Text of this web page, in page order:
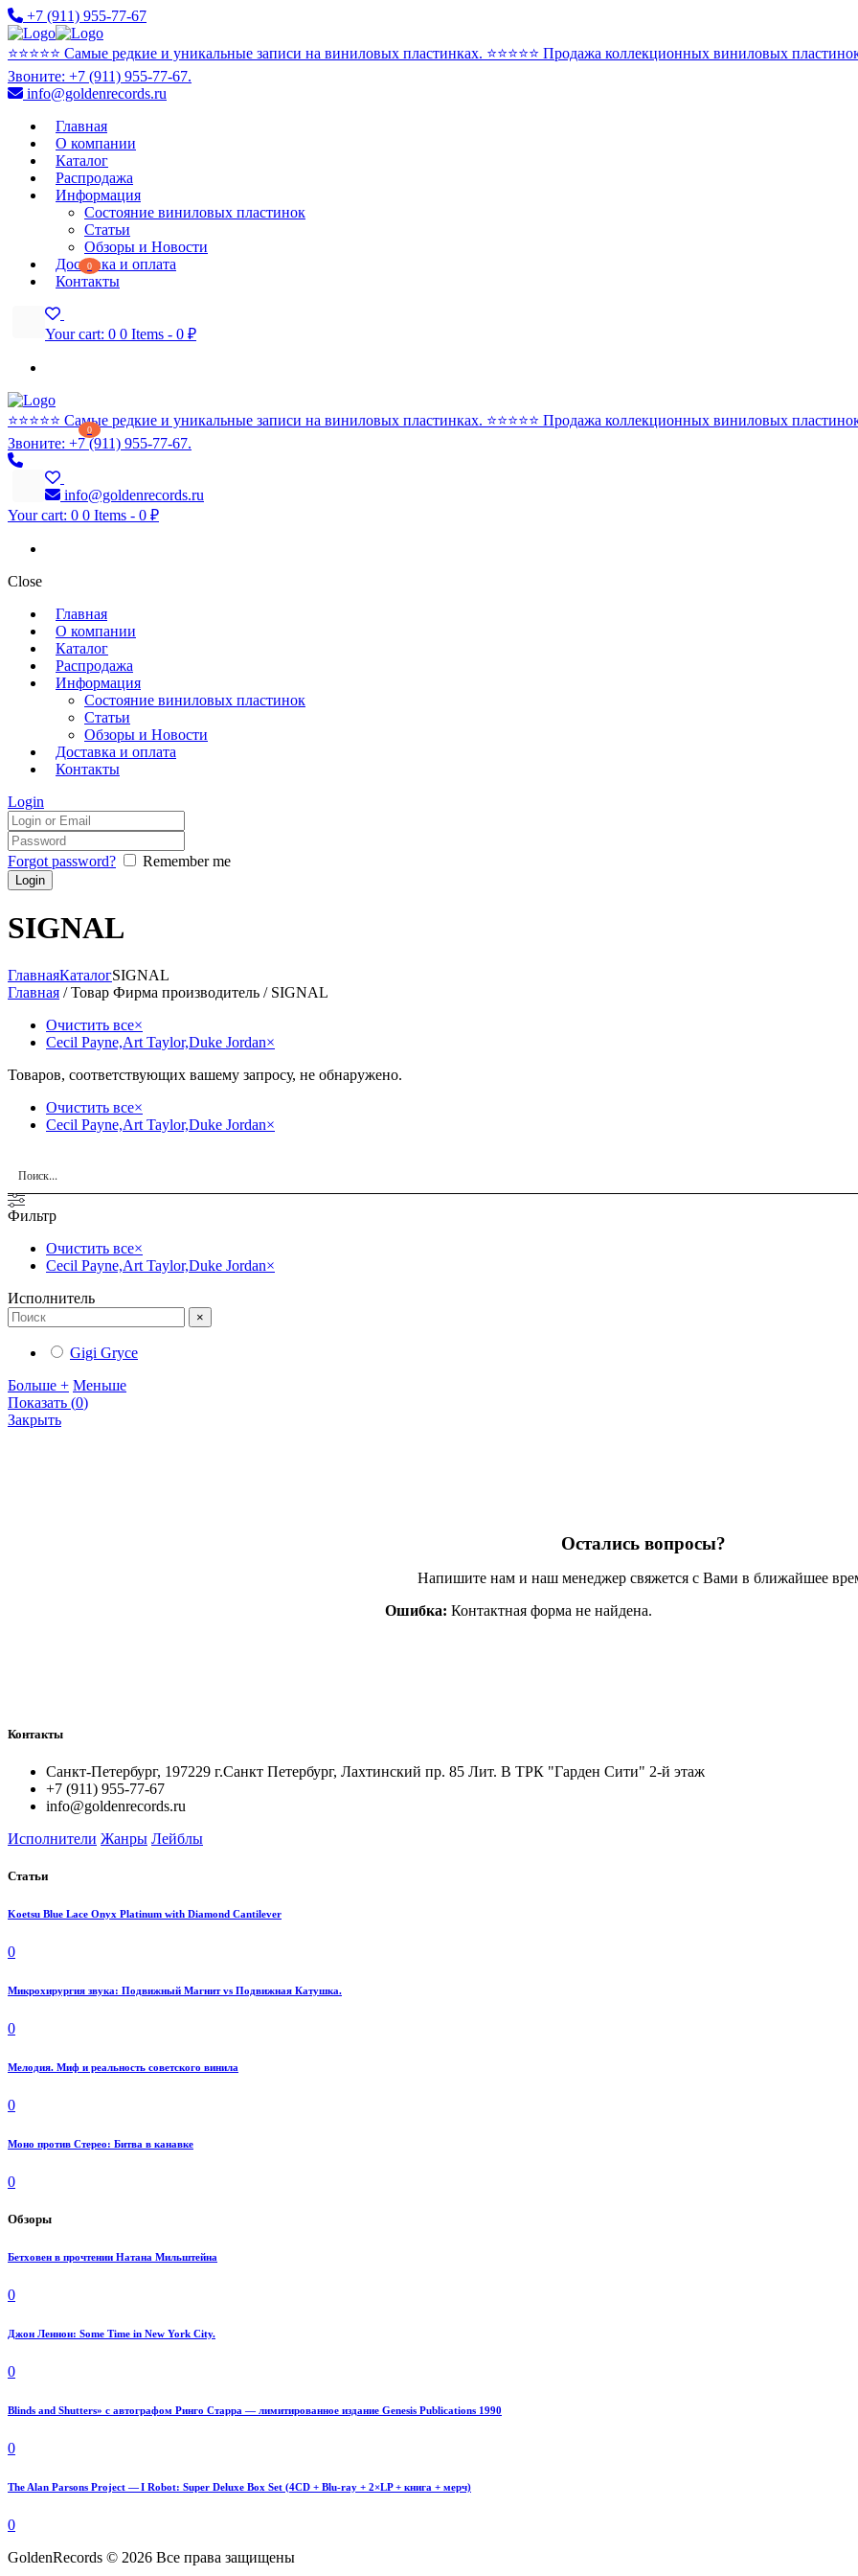
+7 (911) 955-77-67
⭐️⭐️⭐️⭐️⭐️ Самые редкие и уникальные записи на виниловых пластинках. ⭐️⭐️⭐️⭐️⭐️ Продажа коллекционных виниловых
Звоните: +7 (911) 955-77-67.
info@goldenrecords.ru
Главная
О компании
Каталог
Распродажа
Информация
Состояние виниловых пластинок
Статьи
Обзоры и Новости
Доставка и оплата
Контакты
0
Your cart: 0 0 Items - 0 ₽
⭐️⭐️⭐️⭐️⭐️ Самые редкие и уникальные записи на виниловых пластинках. ⭐️⭐️⭐️⭐️⭐️ Продажа коллекционных виниловых
Звоните: +7 (911) 955-77-67.
0
info@goldenrecords.ru
Your cart: 0 0 Items - 0 ₽
Close
Главная
О компании
Каталог
Распродажа
Информация
Состояние виниловых пластинок
Статьи
Обзоры и Новости
Доставка и оплата
Контакты
Login
Forgot password? Remember me
SIGNAL
ГлавнаяКаталогSIGNAL
Главная / Товар Фирма производитель / SIGNAL
Очистить все×
Cecil Payne,Art Taylor,Duke Jordan×
Товаров, соответствующих вашему запросу, не обнаружено.
Очистить все×
Cecil Payne,Art Taylor,Duke Jordan×
Фильтр
Очистить все×
Cecil Payne,Art Taylor,Duke Jordan×
Исполнитель
×
Gigi Gryce
Больше + Меньше
Показать (0)
Закрыть
Остались вопросы?
Напишите нам и наш менеджер свяжется с Вами в ближайшее
Ошибка: Контактная форма не найдена.
Контакты
Санкт-Петербург, 197229 г.Санкт Петербург, Лахтинский пр. 85 Лит. B ТРК "Гарден Сити" 2-й этаж
+7 (911) 955-77-67
info@goldenrecords.ru
Исполнители Жанры Лейблы
Статьи
Koetsu Blue Lace Onyx Platinum with Diamond Cantilever
0
Микрохирургия звука: Подвижный Магнит vs Подвижная Катушка.
0
Мелодия. Миф и реальность советского винила
0
Моно против Стерео: Битва в канавке
0
Обзоры
Бетховен в прочтении Натана Мильштейна
0
Джон Леннон: Some Time in New York City.
0
Blinds and Shutters» с автографом Ринго Старра — лимитированное издание Genesis Publications 1990
0
The Alan Parsons Project — I Robot: Super Deluxe Box Set (4CD + Blu-ray + 2×LP + книга + мерч)
0
GoldenRecords © 2026 Все права защищены